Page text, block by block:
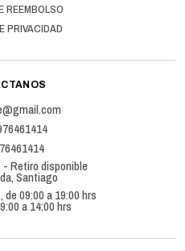
REEMBOLSO
PRIVACIDAD
- Retiro disponible
Santiago
de 09:00 a 19:00 hrs
a 14:00 hrs